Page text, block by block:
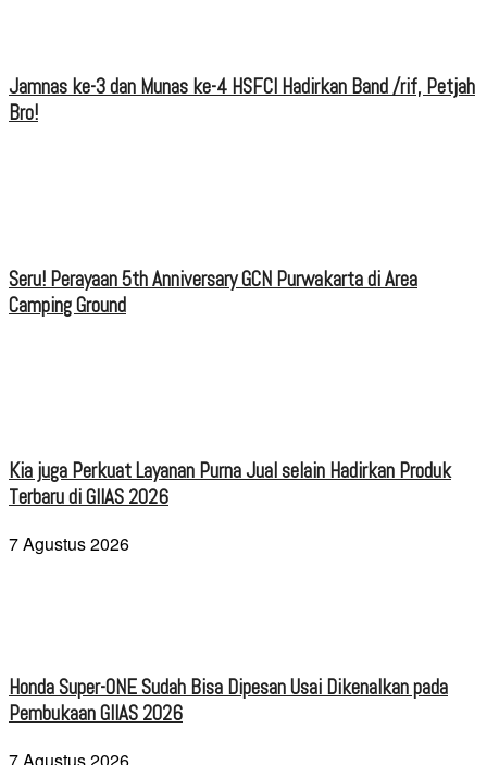
Jamnas ke-3 dan Munas ke-4 HSFCI Hadirkan Band /rif, Petjah
Bro!
Seru! Perayaan 5th Anniversary GCN Purwakarta di Area
Camping Ground
Kia juga Perkuat Layanan Purna Jual selain Hadirkan Produk
Terbaru di GIIAS 2026
7 Agustus 2026
Honda Super-ONE Sudah Bisa Dipesan Usai Dikenalkan pada
Pembukaan GIIAS 2026